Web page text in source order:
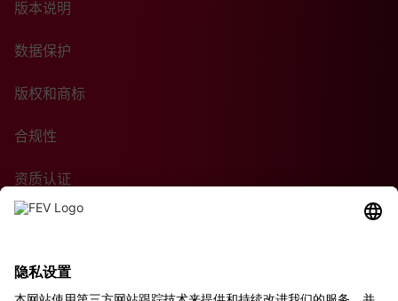
版本说明
数据保护
版权和商标
合规性
资质认证
可持续性